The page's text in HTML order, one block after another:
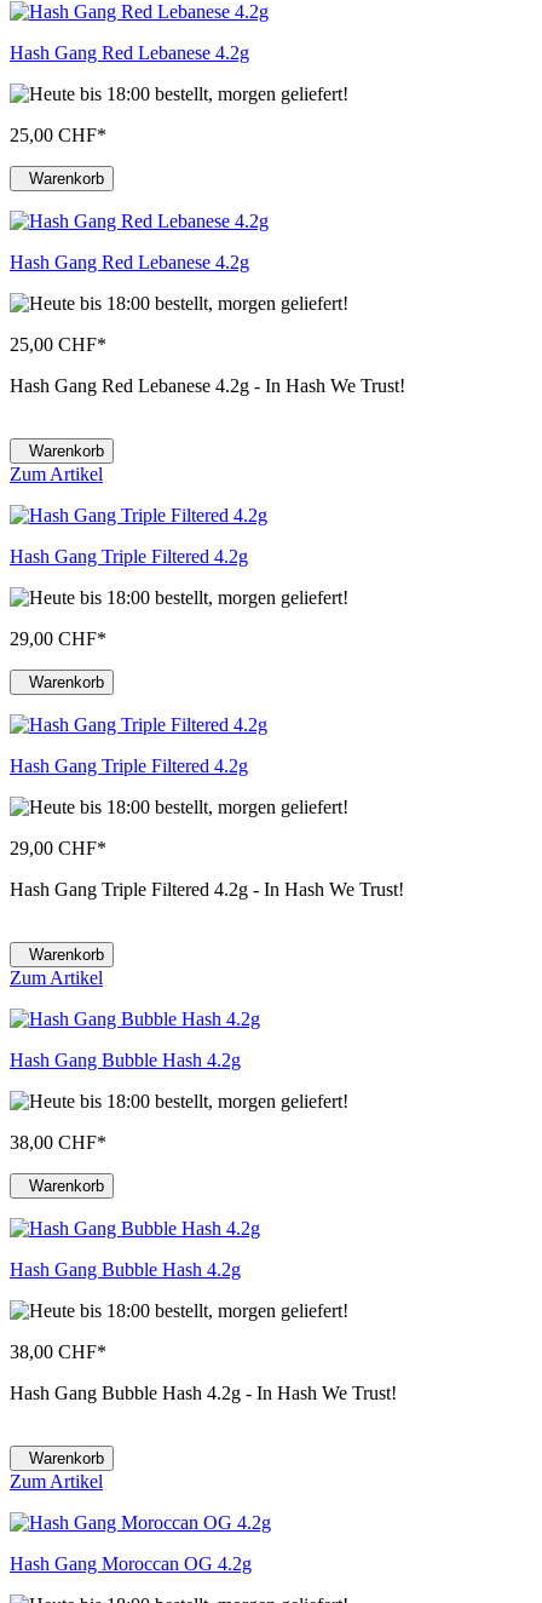
Hash Gang Red Lebanese 4.2g
25,00 CHF*
Warenkorb
Hash Gang Red Lebanese 4.2g
25,00 CHF*
Hash Gang Red Lebanese 4.2g - In Hash We Trust!
Warenkorb
Zum Artikel
Hash Gang Triple Filtered 4.2g
29,00 CHF*
Warenkorb
Hash Gang Triple Filtered 4.2g
29,00 CHF*
Hash Gang Triple Filtered 4.2g - In Hash We Trust!
Warenkorb
Zum Artikel
Hash Gang Bubble Hash 4.2g
38,00 CHF*
Warenkorb
Hash Gang Bubble Hash 4.2g
38,00 CHF*
Hash Gang Bubble Hash 4.2g - In Hash We Trust!
Warenkorb
Zum Artikel
Hash Gang Moroccan OG 4.2g